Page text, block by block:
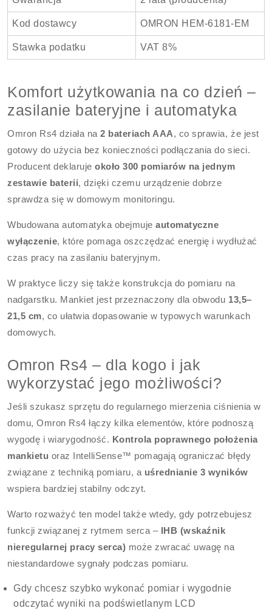
Kod dostawcy OMRON HEM-6181-EM
Stawka podatku VAT 8%
Komfort użytkowania na co dzień –
zasilanie bateryjne i automatyka
Omron Rs4 działa na2 bateriach AAA, co sprawia, że jest
gotowy do użycia bez konieczności podłączania do sieci.
Producent deklarujeokoło 300 pomiarów na jednym
zestawie baterii, dzięki czemu urządzenie dobrze
sprawdza się w domowym monitoringu.
Wbudowana automatyka obejmujeautomatyczne
wyłączenie, które pomaga oszczędzać energię i wydłużać
czas pracy na zasilaniu bateryjnym.
W praktyce liczy się także konstrukcja do pomiaru na
nadgarstku. Mankiet jest przeznaczony dla obwodu 13,5–
21,5 cm, co ułatwia dopasowanie w typowych warunkach
domowych.
Omron Rs4 – dla kogo i jak
wykorzystać jego możliwości?
Jeśli szukasz sprzętu do regularnego mierzenia ciśnienia w
domu, Omron Rs4 łączy kilka elementów, które podnoszą
wygodę i wiarygodność. Kontrola poprawnego położenia
mankietu oraz IntelliSense™ pomagają ograniczać błędy
związane z techniką pomiaru, a uśrednianie 3 wyników
wspiera bardziej stabilny odczyt.
Warto rozważyć ten model także wtedy, gdy potrzebujesz
funkcji związanej z rytmem serca – IHB (wskaźnik
nieregularnej pracy serca) może zwracać uwagę na
niestandardowe sygnały podczas pomiaru.
Gdy chcesz szybko wykonać pomiar i wygodnie
odczytać wyniki na podświetlanym LCD